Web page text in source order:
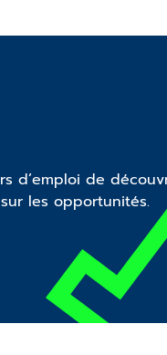
d’emploi de
les opportunités.